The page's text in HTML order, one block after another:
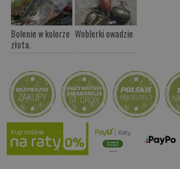
Bolenie w kolorze
złota.
Woblerki owadzie